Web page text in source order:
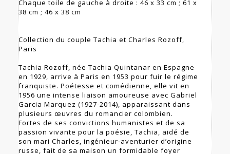
Chaque toile de gauche à droite : 46 x 33 cm ; 61 x
38 cm ; 46 x 38 cm
Collection du couple Tachia et Charles Rozoff,
Paris
Tachia Rozoff, née Tachia Quintanar en Espagne
en 1929, arrive à Paris en 1953 pour fuir le régime
franquiste. Poétesse et comédienne, elle vit en
1956 une intense liaison amoureuse avec Gabriel
Garcia Marquez (1927-2014), apparaissant dans
plusieurs œuvres du romancier colombien.
Fortes de ses convictions humanistes et de sa
passion vivante pour la poésie, Tachia, aidé de
son mari Charles, ingénieur-aventurier d’origine
russe, fait de sa maison un formidable foyer